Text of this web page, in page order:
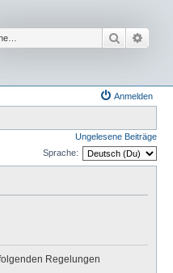
Suche
Anmelden
Ungelesene Beiträge
Sprache:
Regelungen